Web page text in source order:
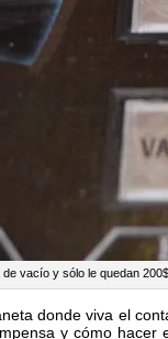
vacío y sólo le quedan
donde viva el
y cómo hacer